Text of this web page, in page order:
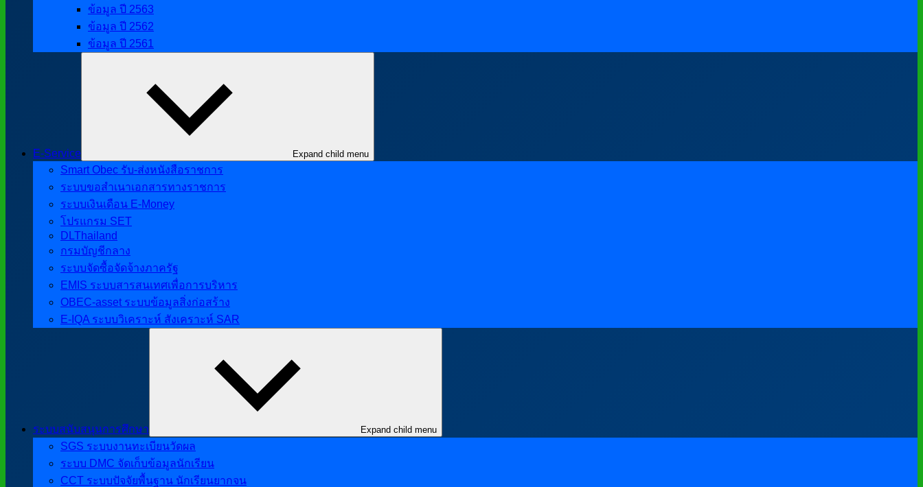
ข้อมูล ปี 2563
ข้อมูล ปี 2562
ข้อมูล ปี 2561
E-Service Expand child menu
Smart Obec รับ-ส่งหนังสือราชการ
ระบบขอสำเนาเอกสารทางราชการ
ระบบเงินเดือน E-Money
โปรแกรม SET
DLThailand
กรมบัญชีกลาง
ระบบจัดซื้อจัดจ้างภาครัฐ
EMIS ระบบสารสนเทศเพื่อการบริหาร
OBEC-asset ระบบข้อมูลสิ่งก่อสร้าง
E-IQA ระบบวิเคราะห์ สังเคราะห์ SAR
ระบบสนับสนุนการศึกษา Expand child menu
SGS ระบบงานทะเบียนวัดผล
ระบบ DMC จัดเก็บข้อมูลนักเรียน
CCT ระบบปัจจัยพื้นฐาน นักเรียนยากจน